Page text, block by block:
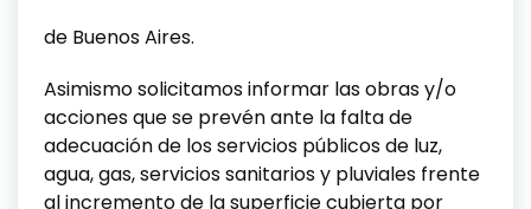
de Buenos Aires.
Asimismo solicitamos informar las obras y/o
acciones que se prevén ante la falta de
adecuación de los servicios públicos de luz,
agua, gas, servicios sanitarios y pluviales frente
al incremento de la superficie cubierta por